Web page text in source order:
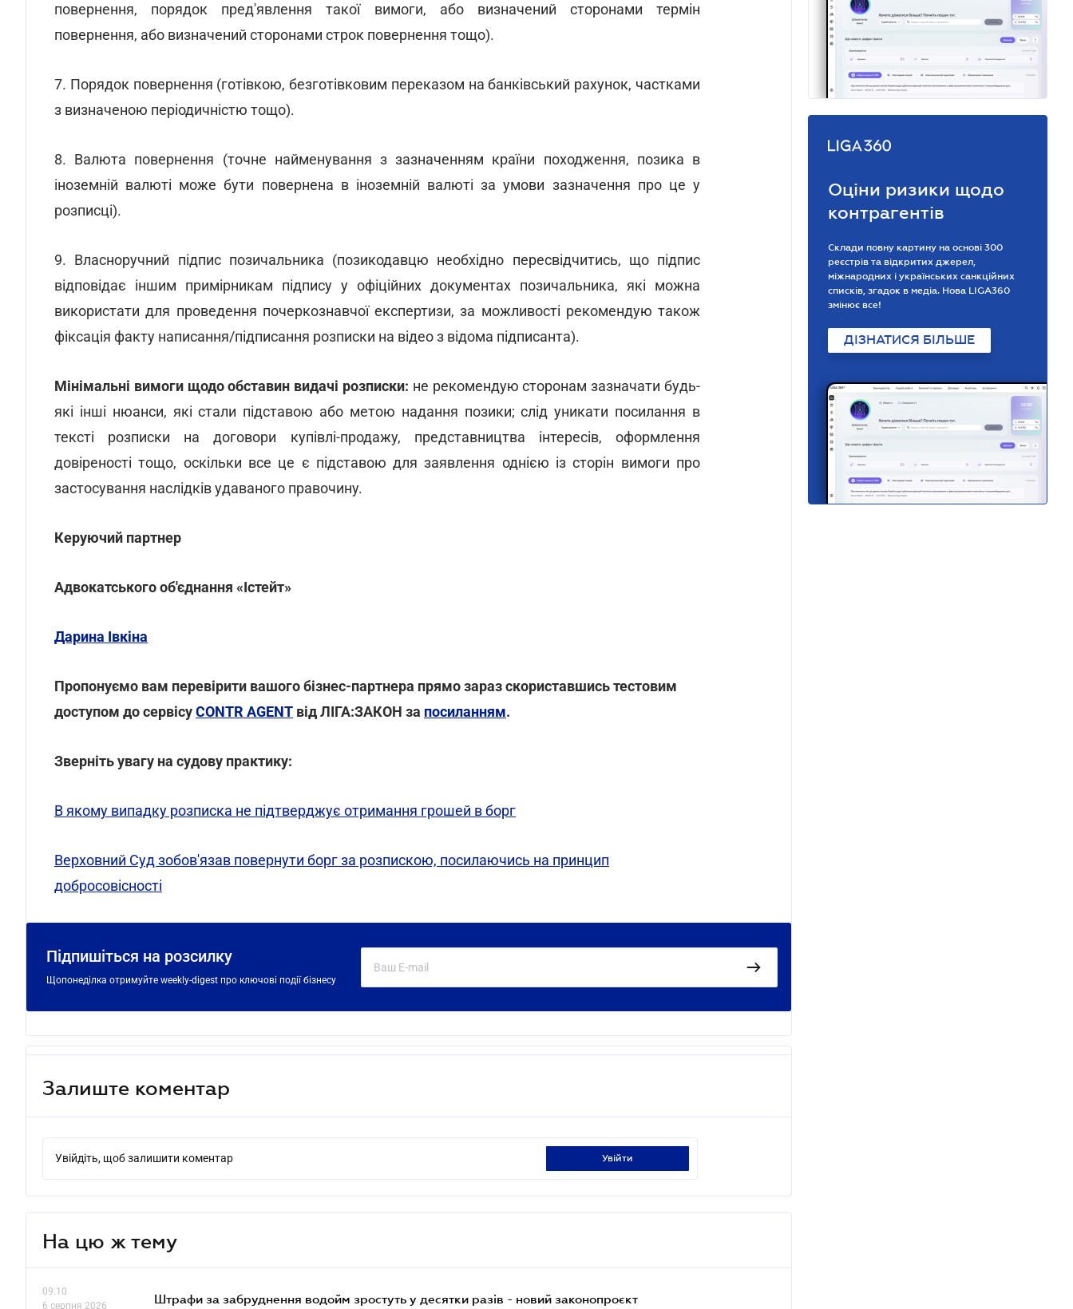
повернення, порядок пред'явлення такої вимоги, або визначений сторонами термін
повернення, або визначений сторонами строк повернення тощо).
7. Порядок повернення (готівкою, безготівковим переказом на банківський рахунок, частками
з визначеною періодичністю тощо).
8. Валюта повернення (точне найменування з зазначенням країни походження, позика в
іноземній валюті може бути повернена в іноземній валюті за умови зазначення про це у
розписці).
9. Власноручний підпис позичальника (позикодавцю необхідно пересвідчитись, що підпис
відповідає іншим примірникам підпису у офіційних документах позичальника, які можна
використати для проведення почеркознавчої експертизи, за можливості рекомендую також
фіксація факту написання/підписання розписки на відео з відома підписанта).
Мінімальні вимоги щодо обставин видачі розписки: не рекомендую сторонам зазначати будь-
які інші нюанси, які стали підставою або метою надання позики; слід уникати посилання в
тексті розписки на договори купівлі-продажу, представництва інтересів, оформлення
довіреності тощо, оскільки все це є підставою для заявлення однією із сторін вимоги про
застосування наслідків удаваного правочину.
Керуючий партнер
Адвокатського об'єднання «Істейт»
Дарина Івкіна
Пропонуємо вам перевірити вашого бізнес-партнера прямо зараз скориставшись тестовим
доступом до сервісуCONTR AGENT від ЛІГА:ЗАКОН за посиланням.
Зверніть увагу на судову практику:
В якому випадку розписка не підтверджує отримання грошей в борг
Верховний Суд зобов'язав повернути борг за розпискою, посилаючись на принцип
добросовісності
Підпишіться на розсилку
Щопонеділка отримуйте weekly-digest про ключові події бізнесу
Залиште коментар
Увійдіть, щоб залишити коментар увійти
На цю ж тему
09.10
6 серпня 2026
Штрафи за забруднення водойм зростуть у десятки разів - новий законопроєкт
Оціни ризики щодо
контрагентів
Склади повну картину на основі 300
реєстрів та відкритих джерел,
міжнародних і українських санкційних
списків, згадок в медіа. Нова LIGA360
змінює все!
ДІЗНАТИСЯ БІЛЬШЕ